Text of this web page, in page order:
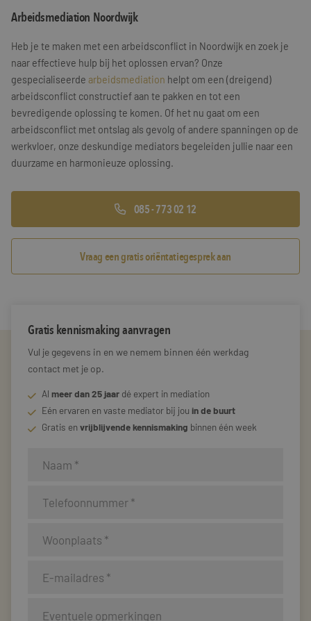
Training & Leiderschap
Referenties
Blogs
Documenten
Gratis folder
Contact
Arbeidsmediation Noordwijk
Heb je te maken met een arbeidsconflict in Noordwijk en zoek je
naar effectieve hulp bij het oplossen ervan? Onze
gespecialiseerde arbeidsmediation helpt om een (dreigend)
arbeidsconflict constructief aan te pakken en tot een
bevredigende oplossing te komen. Of het nu gaat om een
arbeidsconflict met ontslag als gevolg of andere spanningen op de
werkvloer, onze deskundige mediators begeleiden jullie naar een
duurzame en harmonieuze oplossing.
085 - 773 02 12
Vraag een gratis oriëntatiegesprek aan
Gratis kennismaking aanvragen
Vul je gegevens in en we nemem binnen één werkdag
contact met je op.
Al meer dan 25 jaar dé expert in mediation
Eén ervaren en vaste mediator bij jou in de buurt
Gratis envrijblijvende kennismaking binnen één week